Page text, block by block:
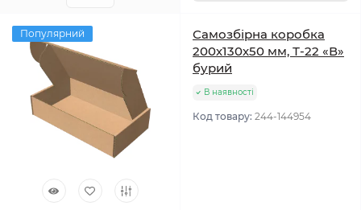
Популярний
Самозбірна коробка
200х130х50 мм, Т-22 «В»
бурий
В наявності
Код товару: 244-144954